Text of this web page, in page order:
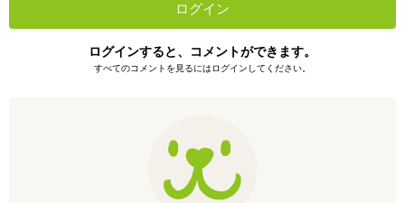
ログイン
ログインすると、コメントができます。
すべてのコメントを見るにはログインしてください。